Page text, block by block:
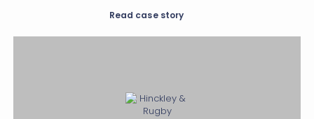
Read case story